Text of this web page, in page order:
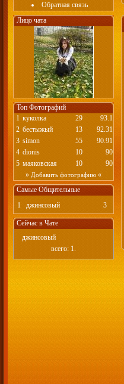
Обратная связь
Лицо чата
Топ Фотографий
1 куколка 29
93.1
2 бестыжый 13
92.31
3 simon 55
90.91
4 dionis 10
90
5 маяковская 10
90
» Добавить фотографию «
Самые Общительные
1
джинсовый 3
Сейчас в Чате
джинсовый
всего: 1.